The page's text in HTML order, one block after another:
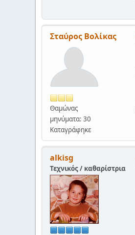
Σταύρος Βολίκας
Θαμώνας
μηνύματα: 30
Καταγράφηκε
alkisg
Τεχνικός / καθαρίστρια